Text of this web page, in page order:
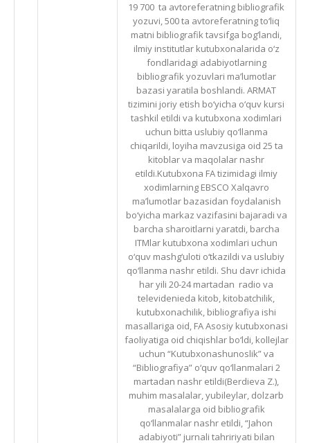
19 700 ta avtoreferatning bibliografik
yozuvi, 500 ta avtoreferatning to‘liq
matni bibliografik tavsifga bog‘landi,
ilmiy institutlar kutubxonalarida o‘z
fondlaridagi adabiyotlarning
bibliografik yozuvlari ma’lumotlar
bazasi yaratila boshlandi. ARMAT
tizimini joriy etish bo‘yicha o‘quv kursi
tashkil etildi va kutubxona xodimlari
uchun bitta uslubiy qo‘llanma
chiqarildi, loyiha mavzusiga oid 25 ta
kitoblar va maqolalar nashr
etildi.Kutubxona FA tizimidagi ilmiy
xodimlarning EBSCO Xalqavro
ma’lumotlar bazasidan foydalanish
bo‘yicha markaz vazifasini bajaradi va
barcha sharoitlarni yaratdi, barcha
ITMlar kutubxona xodimlari uchun
o‘quv mashg‘uloti o‘tkazildi va uslubiy
qo‘llanma nashr etildi. Shu davr ichida
har yili 20-24 martadan radio va
televidenieda kitob, kitobatchilik,
kutubxonachilik, bibliografiya ishi
masallariga oid, FA Asosiy kutubxonasi
faoliyatiga oid chiqishlar bo‘ldi, kollejlar
uchun “Kutubxonashunoslik” va
“Bibliografiya” o‘quv qo‘llanmalari 2
martadan nashr etildi(Berdieva Z.),
muhim masalalar, yubileylar, dolzarb
masalalarga oid bibliografik
qo‘llanmalar nashr etildi, “Jahon
adabiyoti” jurnali tahririyati bilan